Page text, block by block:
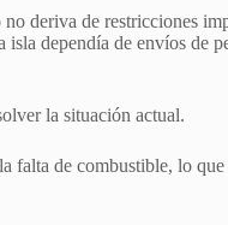
deriva de restricciones
dependía de envíos de
la situación actual.
falta de combustible, lo